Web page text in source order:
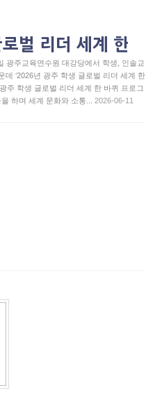
광주교육연수원 대강당에서 학생, 인솔교
데 ‘2026년 광주 학생 글로벌 리더 세계 한
주 학생 글로벌 리더 세계 한 바퀴 프로그
하며 세계 문화와 소통...
2026-06-11